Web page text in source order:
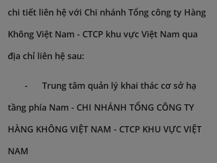
chi tiết liên hệ với Chi nhánh Tổng công ty Hàng
Không Việt Nam - CTCP khu vực Việt Nam qua
địa chỉ liên hệ sau:
- Trung tâm quản lý khai thác cơ sở hạ
tầng phía Nam - CHI NHÁNH TỔNG CÔNG TY
HÀNG KHÔNG VIỆT NAM - CTCP KHU VỰC VIỆT
NAM